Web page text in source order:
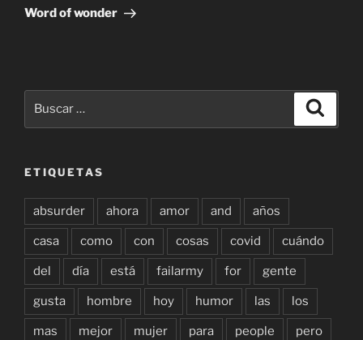
entrada
Word of wonder
ETIQUETAS
absurder ahora amor and años
casa como con cosas covid cuándo
del día está failarmy for gente
gusta hombre hoy humor las los
mas mejor mujer para people pero